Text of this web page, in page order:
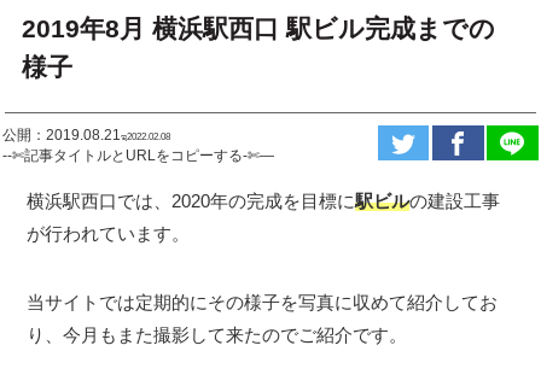
2019年8月 横浜駅西口 駅ビル完成までの
様子
公開：2019.08.21ಇ2022.02.08
--✄記事タイトルとURLをコピーする-✄—
横浜駅西口では、2020年の完成を目標に駅ビルの建設工事
が行われています。
当サイトでは定期的にその様子を写真に収めて紹介してお
り、今月もまた撮影して来たのでご紹介です。